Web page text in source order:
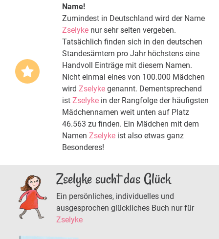
Name!
Zumindest in Deutschland wird der Name
Zselyke nur sehr selten vergeben.
Tatsächlich finden sich in den deutschen
Standesämtern pro Jahr höchstens eine
Handvoll Einträge mit diesem Namen.
Nicht einmal eines von 100.000 Mädchen
wird Zselyke genannt. Dementsprechend
ist Zselyke in der Rangfolge der häufigsten
Mädchennamen weit unten auf Platz
46.563 zu finden. Ein Mädchen mit dem
Namen Zselyke ist also etwas ganz
Besonderes!
Zselyke sucht das Glück
Ein persönliches, individuelles und
ausgesprochen glückliches Buch nur für
Zselyke